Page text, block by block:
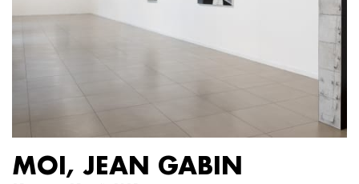
MOI, JEAN GABIN